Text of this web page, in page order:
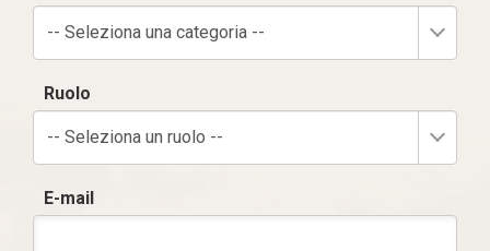
-- Seleziona una categoria --
Ruolo
-- Seleziona un ruolo --
E-mail